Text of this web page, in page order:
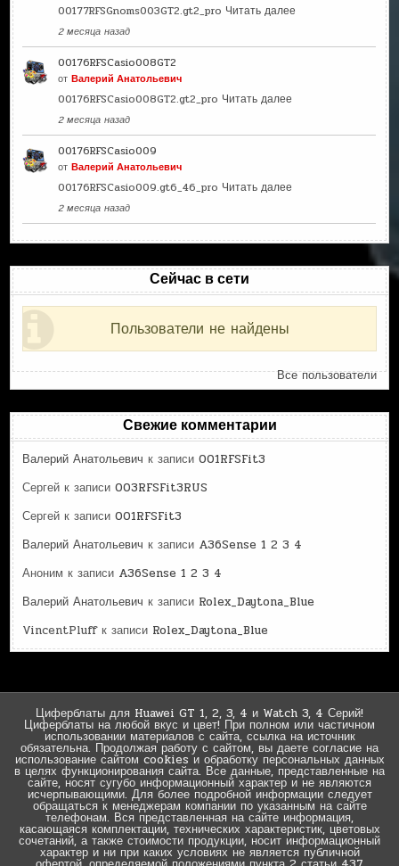
00177RFSGnoms003GT2.gt2_pro Читать далее
2 месяца назад
00176RFSCasio008GT2
отВалерий Анатольевич
00176RFSCasio008GT2.gt2_pro Читать далее
2 месяца назад
00176RFSCasio009
отВалерий Анатольевич
00176RFSCasio009.gt6_46_pro Читать далее
2 месяца назад
Сейчас в сети
Пользователи не найдены
Все пользователи
Свежие комментарии
Валерий Анатольевич к записи001RFSFit3
Сергей к записи003RFSFit3RUS
Сергей к записи001RFSFit3
Валерий Анатольевич к записи A36Sense 1 2 3 4
Аноним к записи A36Sense 1 2 3 4
Валерий Анатольевич к записи Rolex_Daytona_Blue
VincentPluffк записи Rolex_Daytona_Blue
Циферблаты для Huawei GT 1, 2, 3, 4 и Watch 3, 4 Серий!
Циферблаты на любой вкус и цвет! При полном или частичном
использовании материалов с сайта, ссылка на источник
обязательна. Продолжая работу с сайтом, вы даете согласие на
использование сайтом cookies и обработку персональных данных
в целях функционирования сайта. Все данные, представленные на
сайте, носят сугубо информационный характер и не являются
исчерпывающими. Для более подробной информации следует
обращаться к менеджерам компании по указанным на сайте
телефонам. Вся представленная на сайте информация,
касающаяся комплектации, технических характеристик, цветовых
сочетаний, а также стоимости продукции, носит информационный
характер и ни при каких условиях не является публичной